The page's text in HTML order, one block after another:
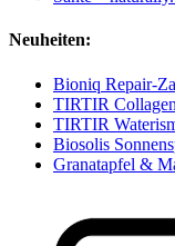
Neuheiten:
Bioniq Repair-
TIRTIR
TIRTIR
Biosolis
Granatapfel &